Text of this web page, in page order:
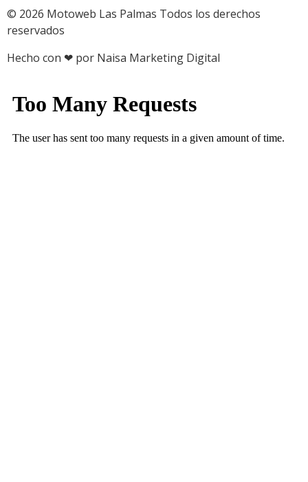
© 2026 Motoweb Las Palmas Todos los derechos
reservados
Hecho con ❤ por Naisa Marketing Digital